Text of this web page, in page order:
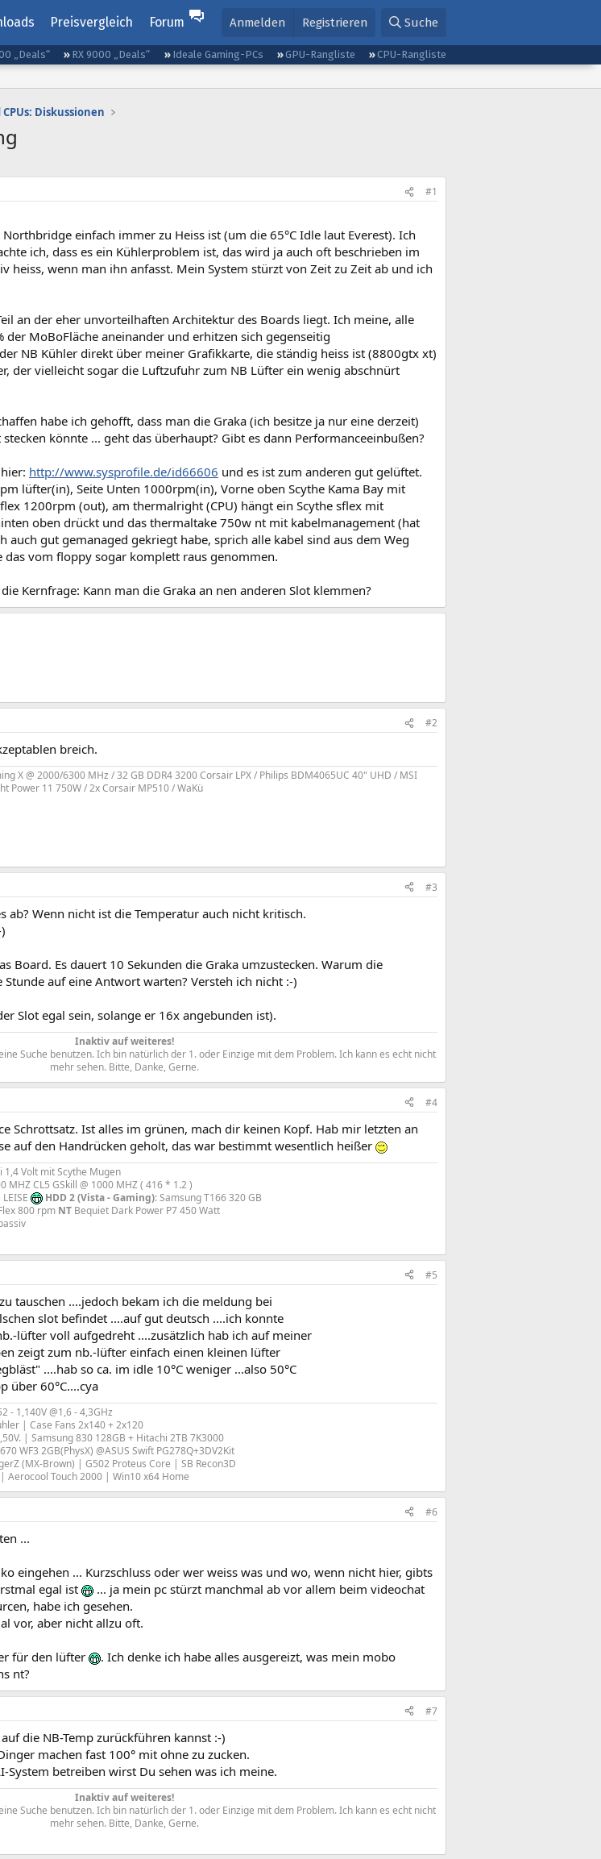
Preisvergleich Forum Anmelden Registrieren Suche
„Deals“ RX 9000 „Deals“ Ideale Gaming-PCs GPU-Rangliste
CPU-Rangliste
Diskussionen
#1
einfach immer zu Heiss ist (um die 65°C Idle laut Everest). Ich
ich, dass es ein Kühlerproblem ist, das wird ja auch oft beschrieben im
heiss, wenn man ihn anfasst. Mein System stürzt von Zeit zu Zeit ab und ich
an der eher unvorteilhaften Architektur des Boards liegt. Ich meine, alle
der MoBoFläche aneinander und erhitzen sich gegenseitig
NB Kühler direkt über meiner Grafikkarte, die ständig heiss ist (8800gtx xt)
der vielleicht sogar die Luftzufuhr zum NB Lüfter ein wenig abschnürt
habe ich gehofft, dass man die Graka (ich besitze ja nur eine derzeit)
könnte ... geht das überhaupt? Gibt es dann Performanceeinbußen?
http://www.sysprofile.de/id66606 und es ist zum anderen gut gelüftet.
lüfter(in), Seite Unten 1000rpm(in), Vorne oben Scythe Kama Bay mit
1200rpm (out), am thermalright (CPU) hängt ein Scythe sflex mit
oben drückt und das thermaltake 750w nt mit kabelmanagement (hat
auch gut gemanaged gekriegt habe, sprich alle kabel sind aus dem Weg
vom floppy sogar komplett raus genommen.
Kernfrage: Kann man die Graka an nen anderen Slot klemmen?
#2
breich.
X @ 2000/6300 MHz / 32 GB DDR4 3200 Corsair LPX / Philips BDM4065UC 40" UHD / MSI
Power 11 750W / 2x Corsair MP510 / WaKü
#3
ab? Wenn nicht ist die Temperatur auch nicht kritisch.
Board. Es dauert 10 Sekunden die Graka umzustecken. Warum die
auf eine Antwort warten? Versteh ich nicht :-)
Slot egal sein, solange er 16x angebunden ist).
Inaktiv auf weiteres!
Suche benutzen. Ich bin natürlich der 1. oder Einzige mit dem Problem. Ich kann es echt nicht
mehr sehen. Bitte, Danke, Gerne.​
#4
Schrottsatz. Ist alles im grünen, mach dir keinen Kopf. Hab mir letzten an
auf den Handrücken geholt, das war bestimmt wesentlich heißer
1,4 Volt mit Scythe Mugen
MHZ CL5 GSkill @ 1000 MHZ ( 416 * 1.2 )
HDD 2 (Vista - Gaming): Samsung T166 320 GB
800 rpm NT Bequiet Dark Power P7 450 Watt
#5
tauschen ....jedoch bekam ich die meldung bei
slot befindet ....auf gut deutsch ....ich konnte
lüfter voll aufgedreht ....zusätzlich hab ich auf meiner
zeigt zum nb.-lüfter einfach einen kleinen lüfter
....hab so ca. im idle 10°C weniger ...also 50°C
über 60°C....cya
- 1,140V @1,6 - 4,3GHz
| Case Fans 2x140 + 2x120
| Samsung 830 128GB + Hitachi 2TB 7K3000
WF3 2GB(PhysX) @ASUS Swift PG278Q+3DV2Kit
(MX-Brown) | G502 Proteus Core | SB Recon3D
Aerocool Touch 2000 | Win10 x64 Home
#6
...
eingehen ... Kurzschluss oder wer weiss was und wo, wenn nicht hier, gibts
egal ist
... ja mein pc stürzt manchmal ab vor allem beim videochat
habe ich gesehen.
vor, aber nicht allzu oft.
für den lüfter
. Ich denke ich habe alles ausgereizt, was mein mobo
nt?
#7
die NB-Temp zurückführen kannst :-)
machen fast 100° mit ohne zu zucken.
System betreiben wirst Du sehen was ich meine.
Inaktiv auf weiteres!
Suche benutzen. Ich bin natürlich der 1. oder Einzige mit dem Problem. Ich kann es echt nicht
mehr sehen. Bitte, Danke, Gerne.​